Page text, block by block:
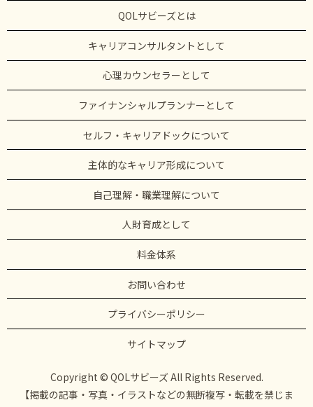
QOLサビーズとは
キャリアコンサルタントとして
心理カウンセラーとして
ファイナンシャルプランナーとして
セルフ・キャリアドックについて
主体的なキャリア形成について
自己理解・職業理解について
人財育成として
料金体系
お問い合わせ
プライバシーポリシー
サイトマップ
Copyright © QOLサビーズ All Rights Reserved.
【掲載の記事・写真・イラストなどの無断複写・転載を禁じま